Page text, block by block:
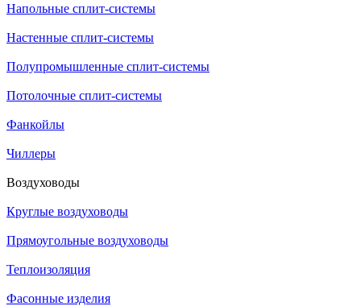
Напольные сплит-системы
Настенные сплит-системы
Полупромышленные сплит-системы
Потолочные сплит-системы
Фанкойлы
Чиллеры
Воздуховоды
Круглые воздуховоды
Прямоугольные воздуховоды
Теплоизоляция
Фасонные изделия